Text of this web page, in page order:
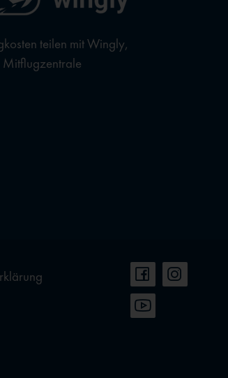
teilen mit Wingly,
Mitflugzentrale